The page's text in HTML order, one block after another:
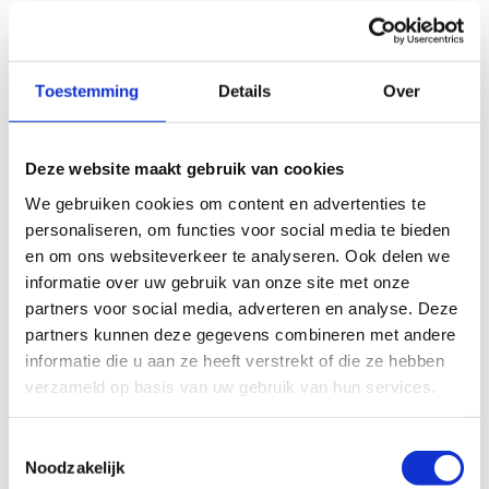
Toestemming Details Over
Deze website maakt gebruik van cookies
We gebruiken cookies om content en advertenties te
personaliseren, om functies voor social media te bieden
en om ons websiteverkeer te analyseren. Ook delen we
informatie over uw gebruik van onze site met onze
partners voor social media, adverteren en analyse. Deze
partners kunnen deze gegevens combineren met andere
informatie die u aan ze heeft verstrekt of die ze hebben
verzameld op basis van uw gebruik van hun services.
Noodzakelijk
Ontdek Gent en omgeving
Fietsen
de streek met de fiets te ontdekken.